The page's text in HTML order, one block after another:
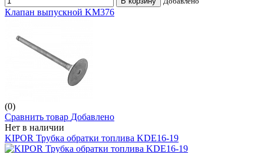
Клапан выпускной KM376
(0)
Сравнить товар Добавлено
Нет в наличии
KIPOR Трубка обратки топлива KDE16-19